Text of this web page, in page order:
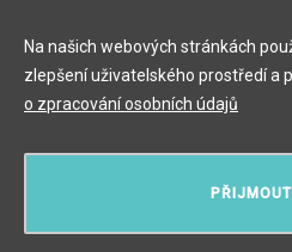
Odhlášení z newsletteru
Na našich webových stránkách
zlepšení uživatelského prostředí a
o zpracování osobních údajů